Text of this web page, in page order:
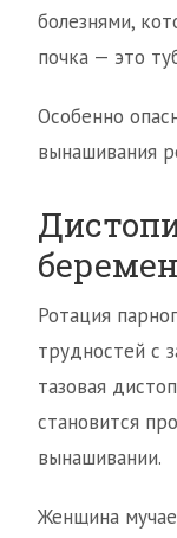
болезнями,
почка — это
Особенно
вынашивания
Ротация
трудностей с
тазовая
становится
вынашивании.
Женщина